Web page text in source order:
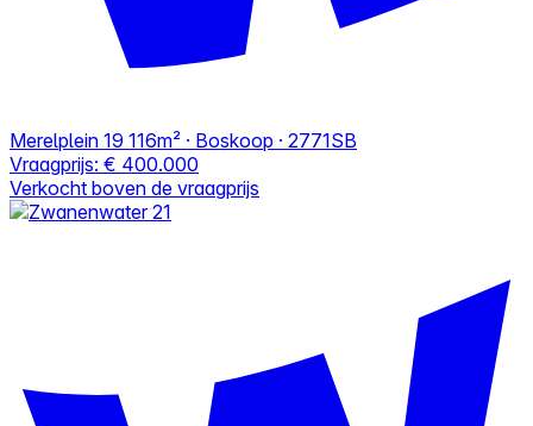
Merelplein 19 116m² · Boskoop · 2771SB
Vraagprijs: € 400.000
Verkocht boven de vraagprijs